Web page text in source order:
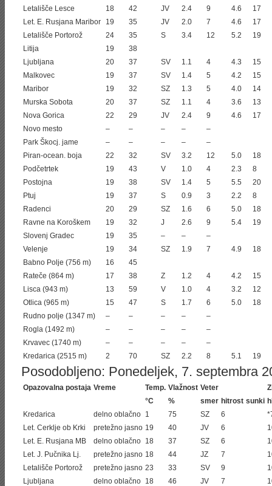
Letališče Lesce
18 42 JV 2.4 9 4.6
17
Let. E. Rusjana Maribor
19 35 JV 2.0 7 4.6
17
Letališče Portorož
24 35 S 3.4 12 5.2
19
Litija
19
38
Ljubljana
20 37 SV 1.1 4 4.3
15
Malkovec
19 37 SV 1.4 5 4.2
15
Maribor
19 32 SZ 1.3 5 4.0
14
Murska Sobota
20 37 SZ 1.1 4 3.6
13
Nova Gorica
22 29 JV 2.4 9 4.6
17
Novo mesto
– – – –
–
Park Škocj. jame
– – – –
–
Piran-ocean. boja
22 32 SV 3.2 12 5.0
18
Podčetrtek
19 43 V 1.0 4 2.3
8
Postojna
19 38 SV 1.4 5 5.5
20
Ptuj
19 37 S 0.9 3 2.2
8
Radenci
20 29 SZ 1.6 6 5.0
18
Ravne na Koroškem
19 32 J 2.6 9 5.4
19
Slovenj Gradec
19 35 – –
–
Velenje
19 34 SZ 1.9 7 4.9
18
Babno Polje (756 m)
16
45
Rateče (864 m)
17 38 Z 1.2 4 4.2
15
Lisca (943 m)
13 59 V 1.0 4 3.2
12
Otlica (965 m)
15 47 S 1.7 6 5.0
18
Rudno polje (1347 m)
– – – –
–
Rogla (1492 m)
– – – –
–
Krvavec (1740 m)
– – – –
–
Kredarica (2515 m)
2 70 SZ 2.2 8 5.1 19
Posodobljeno: Ponedeljek, 7. septembra
Opazovalna postaja Vreme Temp. Vlažnost Veter
°C
% smer hitrost sunki
Kredarica
delno oblačno 1 75 SZ 6
Let. Cerklje ob Krki
pretežno jasno 19 40 JV 6
Let. E. Rusjana MB
delno oblačno 18 37 SZ 6
Let. J. Pučnika Lj.
pretežno jasno 18 44 JZ 7
Letališče Portorož
pretežno jasno 23 33 SV 9
Ljubljana
delno oblačno 18 46 JV 7